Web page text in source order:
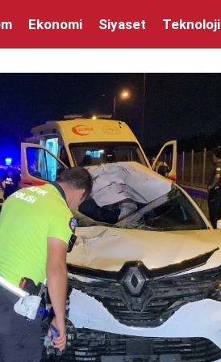
Ekonomi Siyaset Teknoloji